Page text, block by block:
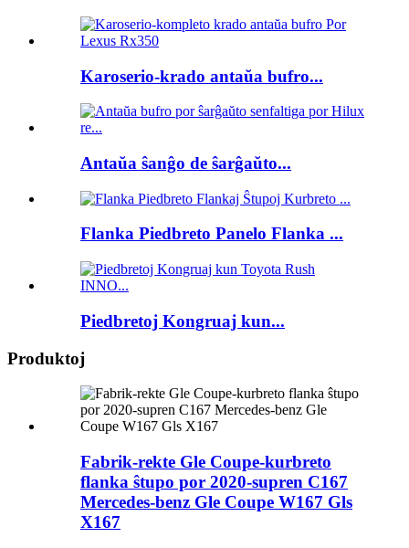
Karoserio-krado antaŭa bufro...
Antaŭa ŝanĝo de ŝarĝaŭto...
Flanka Piedbreto Panelo Flanka ...
Piedbretoj Kongruaj kun...
Produktoj
Fabrik-rekte Gle Coupe-kurbreto
flanka ŝtupo por 2020-supren C167
Mercedes-benz Gle Coupe W167 Gls
X167